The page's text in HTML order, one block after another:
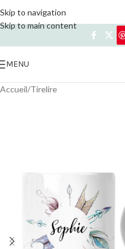
Skip to navigation
Skip to main content
MENU
Accueil/Tirelire